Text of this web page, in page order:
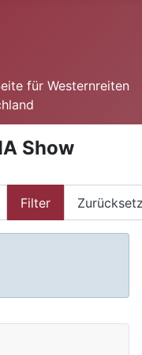
für Westernreiten
Show
Filter